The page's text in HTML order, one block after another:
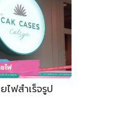
ไฟสำเร็จรูป